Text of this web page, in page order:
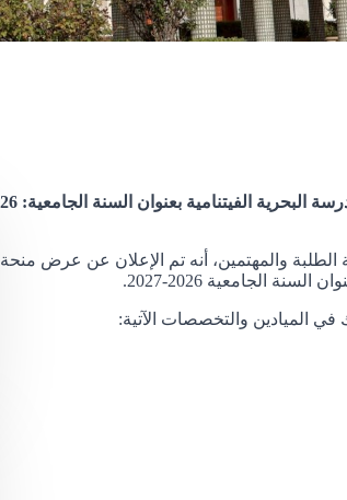
الطلبة والمهتمين، أنه تم الإعلان عن عرض منحة
الجامعية 2026-2027.
الميادين والتخصصات الآتية: